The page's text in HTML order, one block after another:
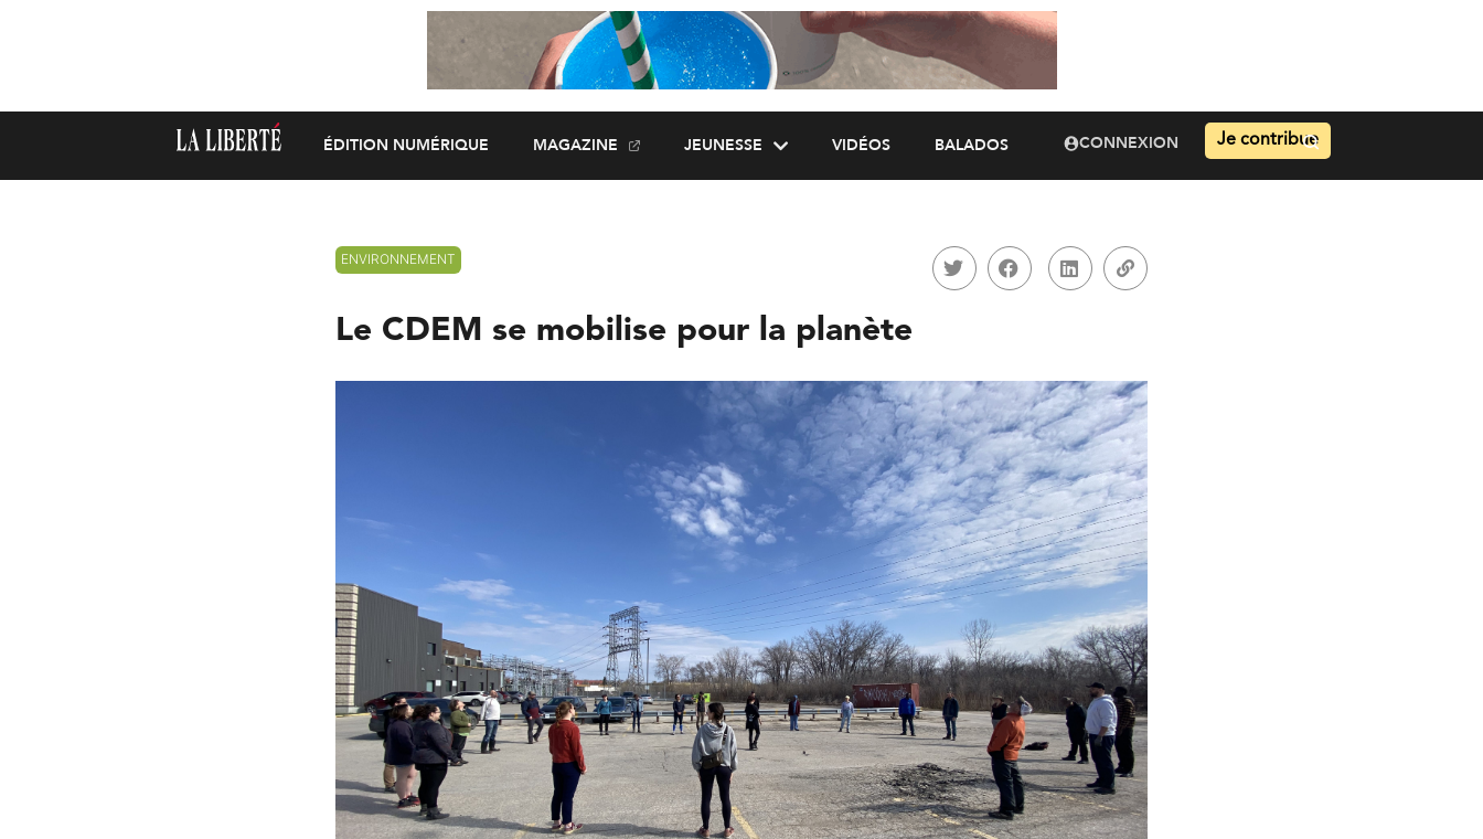
ÉDITION NUMÉRIQUE MAGAZINE JEUNESSE VIDÉOS BALADOS CONNEXION Je contribue
ENVIRONNEMENT
Le CDEM se mobilise pour la planète